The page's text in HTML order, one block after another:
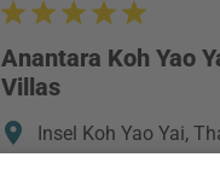
Anantara Koh Yao
Villas
Insel Koh Yao Yai,